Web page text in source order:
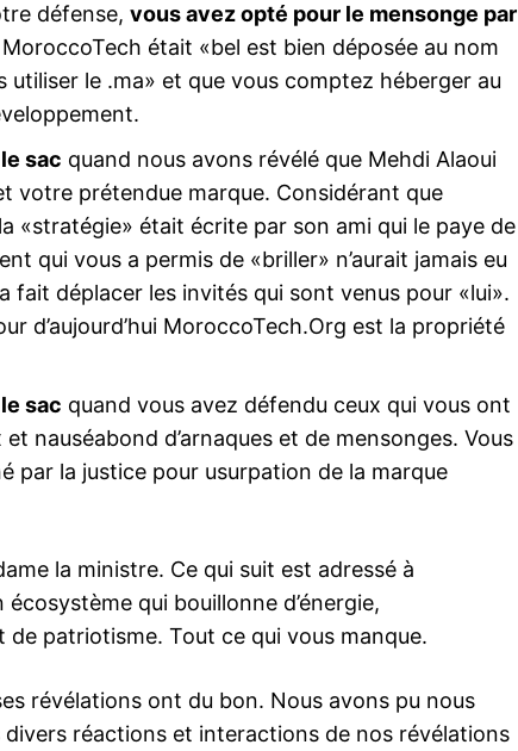
défense, vous avez opté pour le mensonge par
était «bel est bien déposée au nom
utiliser le .ma» et que vous comptez héberger au
sac quand nous avons révélé que Mehdi Alaoui
votre prétendue marque. Considérant que
«stratégie» était écrite par son ami qui le paye de
qui vous a permis de «briller» n’aurait jamais eu
fait déplacer les invités qui sont venus pour «lui».
d’aujourd’hui MoroccoTech.Org est la propriété
sac quand vous avez défendu ceux qui vous ont
nauséabond d’arnaques et de mensonges. Vous
par la justice pour usurpation de la marque
la ministre. Ce qui suit est adressé à
qui bouillonne d’énergie,
de patriotisme. Tout ce qui vous manque.
révélations ont du bon. Nous avons pu nous
réactions et interactions de nos révélations